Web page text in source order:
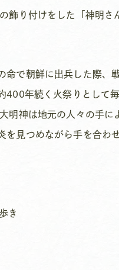
飾り付けをした「神明さ
命で朝鮮に出兵した際、
400年続く火祭りとして
明神は地元の人々の手に
を見つめながら手を合わ
き